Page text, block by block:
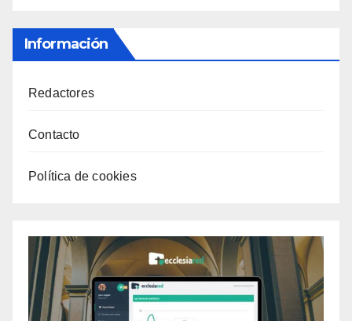
Información
Redactores
Contacto
Política de cookies